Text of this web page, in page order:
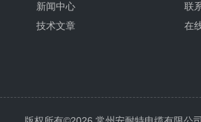
新闻中心
技术文章
联
在